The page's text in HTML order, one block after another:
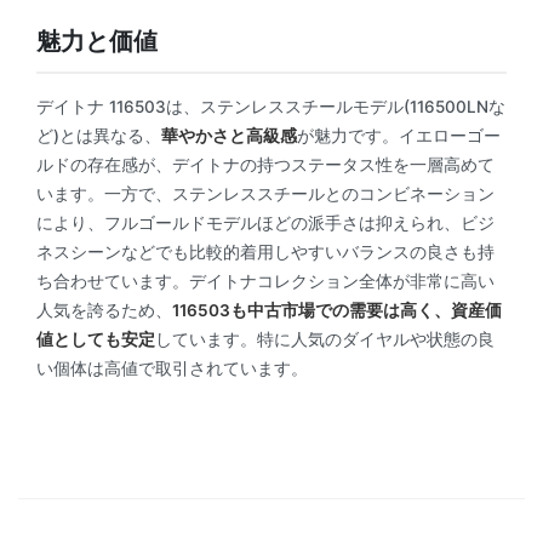
魅力と価値
デイトナ 116503は、ステンレススチールモデル(116500LNな
ど)とは異なる、 華やかさと高級感が魅力です。イエローゴー
ルドの存在感が、デイトナの持つステータス性を一層高めて
います。一方で、ステンレススチールとのコンビネーション
により、フルゴールドモデルほどの派手さは抑えられ、ビジ
ネスシーンなどでも比較的着用しやすいバランスの良さも持
ち合わせています。デイトナコレクション全体が非常に高い
人気を誇るため、 116503も中古市場での需要は高く、資産価
値としても安定 しています。特に人気のダイヤルや状態の良
い個体は高値で取引されています。